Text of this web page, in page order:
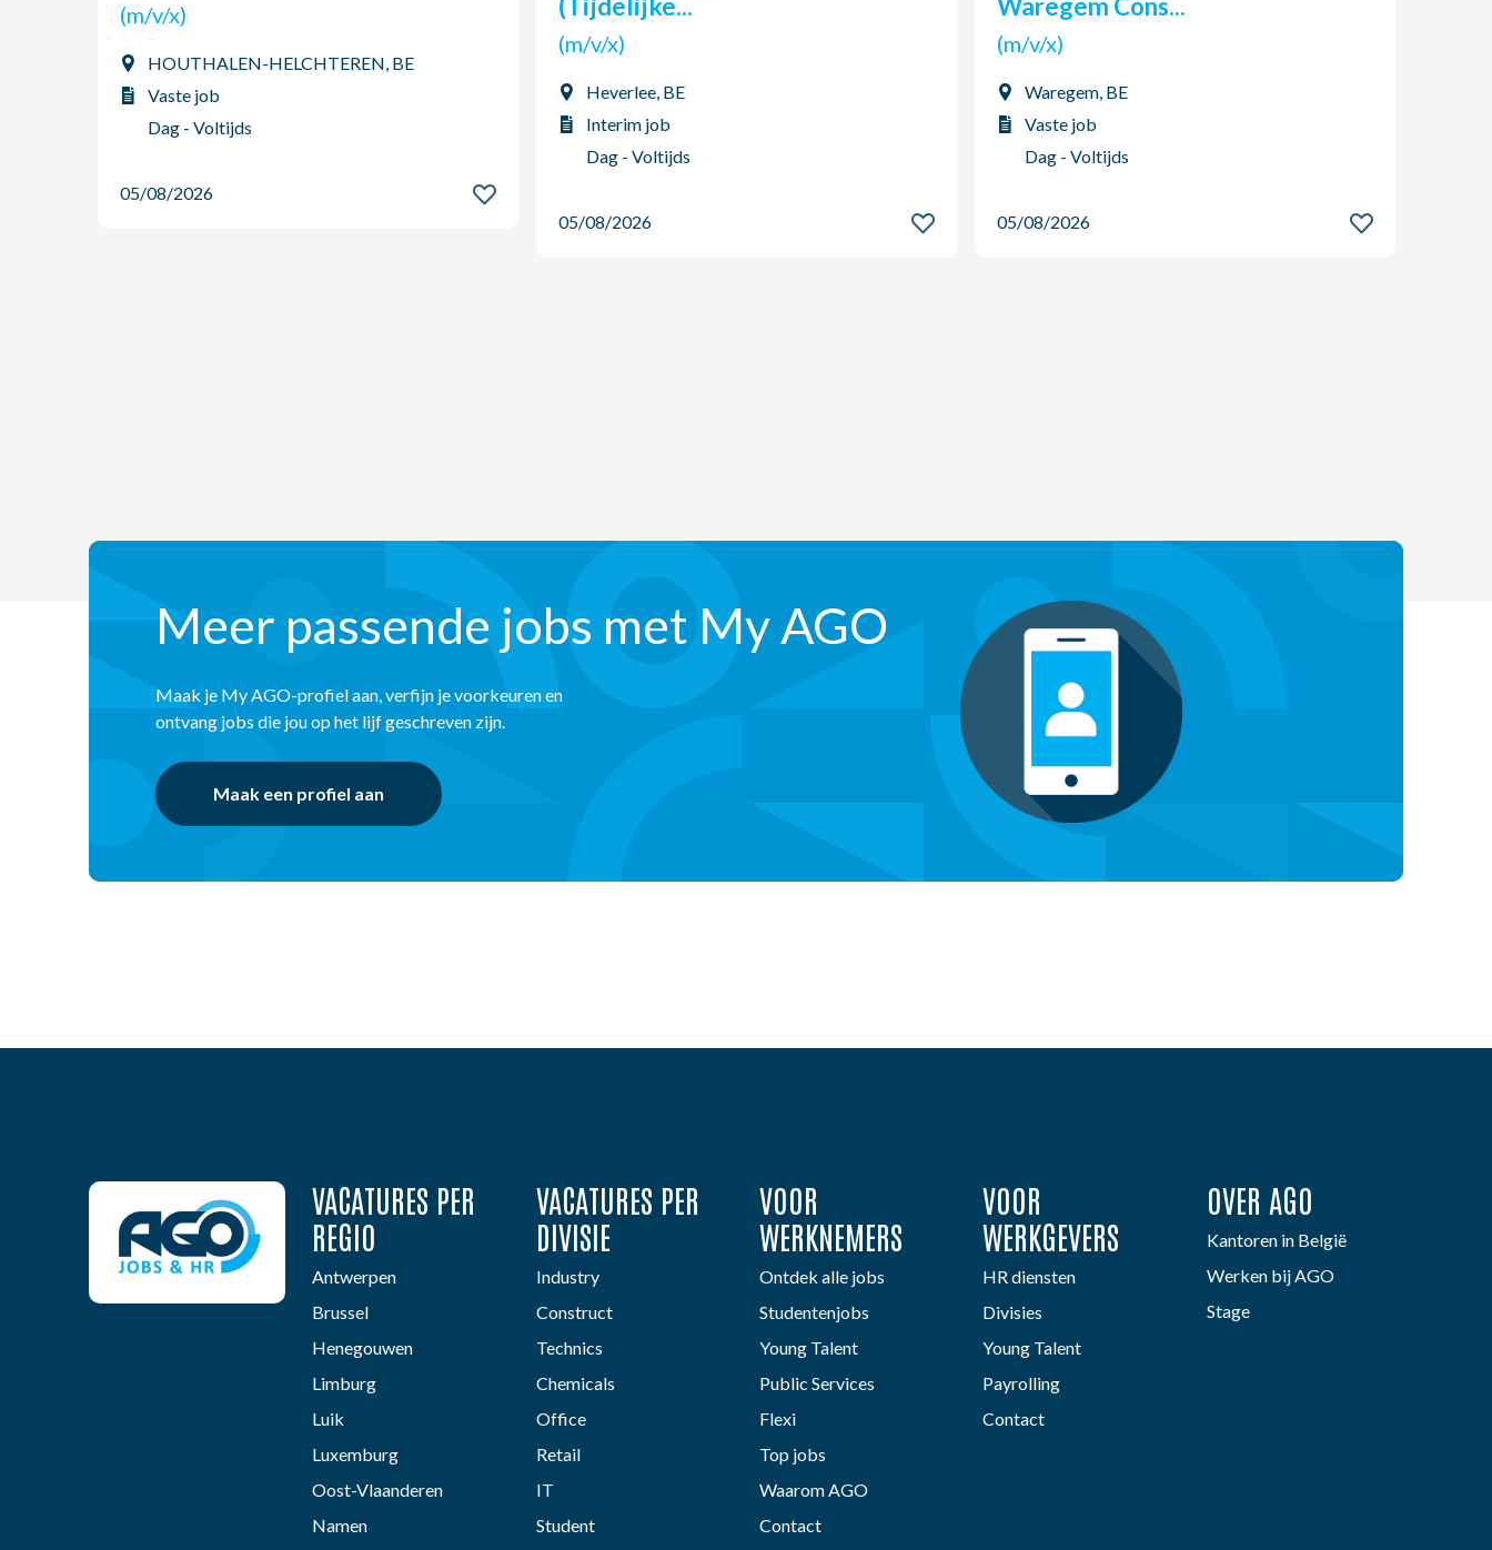
(m/v/x)
HOUTHALEN-HELCHTEREN, BE
Vaste job
Dag - Voltijds
05/08/2026
(Tijdelijke...
(m/v/x)
Heverlee, BE
Interim job
Dag - Voltijds
05/08/2026
Waregem Cons...
(m/v/x)
Waregem, BE
Vaste job
Dag - Voltijds
05/08/2026
Meer passende jobs met My AGO
Maak je My AGO-profiel aan, verfijn je voorkeuren en
ontvang jobs die jou op het lijf geschreven zijn.
Maak een profiel aan
VACATURES PER
REGIO
Antwerpen
Brussel
Henegouwen
Limburg
Luik
Luxemburg
Oost-Vlaanderen
Namen
VACATURES PER
DIVISIE
Industry
Construct
Technics
Chemicals
Office
Retail
IT
Student
VOOR
WERKNEMERS
Ontdek alle jobs
Studentenjobs
Young Talent
Public Services
Flexi
Top jobs
Waarom AGO
Contact
VOOR
WERKGEVERS
HR diensten
Divisies
Young Talent
Payrolling
Contact
OVER AGO
Kantoren in België
Werken bij AGO
Stage